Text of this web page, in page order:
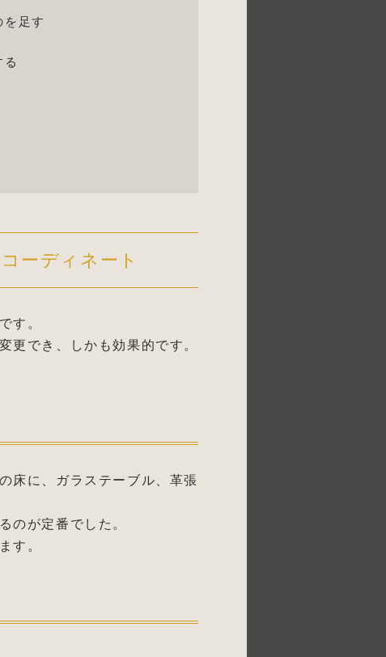
足す
ーディネート
す。
更でき、しかも効果的です。
床に、ガラステーブル、革張
のが定番でした。
す。